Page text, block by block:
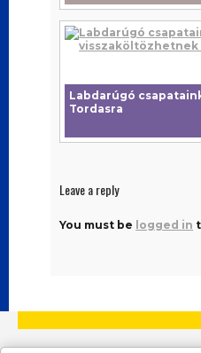
szebb,
között
épületet.
meg.
Labdarúgó
Tordasra
Leave a reply
You must be logged in